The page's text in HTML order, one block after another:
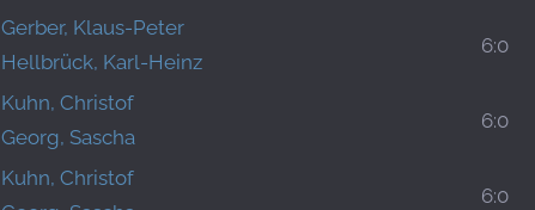
Gerber, Klaus-Peter
Hellbrück, Karl-Heinz
6:0
Kuhn, Christof
Georg, Sascha
6:0
Kuhn, Christof
6:0